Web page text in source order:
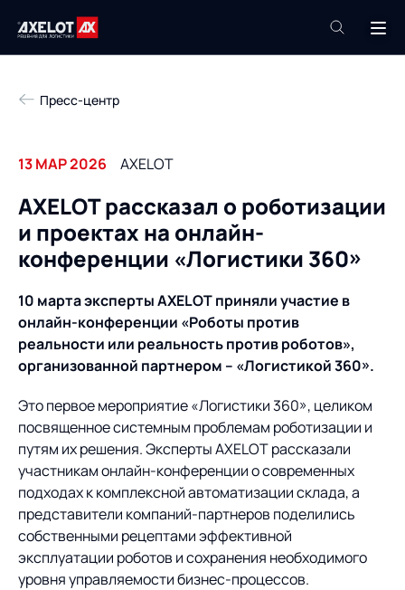
Техподдержка
Компания
Продукты
Роботизация
Академия
База знаний
Услуги
Пресс-центр
Контакты
О компании
О компании
ИТ-аккредитация
Карьера
Партнеры
Импортозамещение
Продукты
Управление цепями
поставок
Управление складами
Оптимизация в цепях
поставок
Управление двором
Услуги
Логистический
консалтинг
Нетворкинг и обмен
опытом вместе с AXELOT
Пресс-центр
Пресс-центр
13 МАР 2026 AXELOT
AXELOT рассказал о роботизации
и проектах на онлайн-
конференции «Логистики 360»
10 марта эксперты AXELOT приняли участие в
онлайн-конференции «Роботы против
реальности или реальность против роботов»,
организованной партнером – «Логистикой 360».
Это первое мероприятие «Логистики 360», целиком
посвященное системным проблемам роботизации и
путям их решения. Эксперты AXELOT рассказали
участникам онлайн-конференции о современных
подходах к комплексной автоматизации склада, а
представители компаний-партнеров поделились
собственными рецептами эффективной
эксплуатации роботов и сохранения необходимого
уровня управляемости бизнес-процессов.